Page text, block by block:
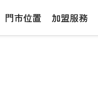
門市位置 加盟服務